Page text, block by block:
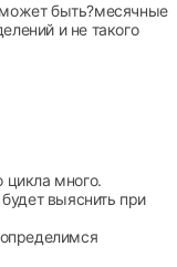
может быть?месячные
и не такого
цикла много.
выяснить при